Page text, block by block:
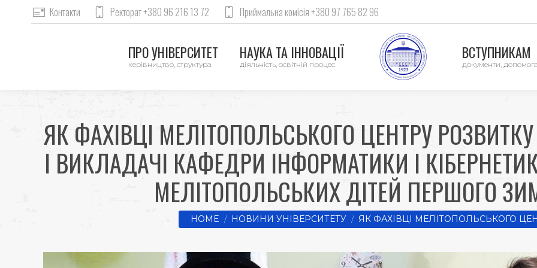
Контакти Ректорат +380 96 216 13 72 Приймальна комісія +380 97 765 82 96
ПРО УНІВЕРСИТЕТ
керівництво, структура
НАУКА ТА ІННОВАЦІЇ
діяльність, освітній процес
ВСТУПНИКАМ
документи, допомога
ЯК ФАХІВЦІ МЕЛІТОПОЛЬСЬКОГО ЦЕНТРУ
І ВИКЛАДАЧІ КАФЕДРИ ІНФОРМАТИКИ І
МЕЛІТОПОЛЬСЬКИХ ДІТЕЙ ПЕРШОГО
You are here:
HOME НОВИНИ УНІВЕРСИТЕТУ ЯК ФАХІВЦІ МЕЛІТОПОЛЬСЬКОГО